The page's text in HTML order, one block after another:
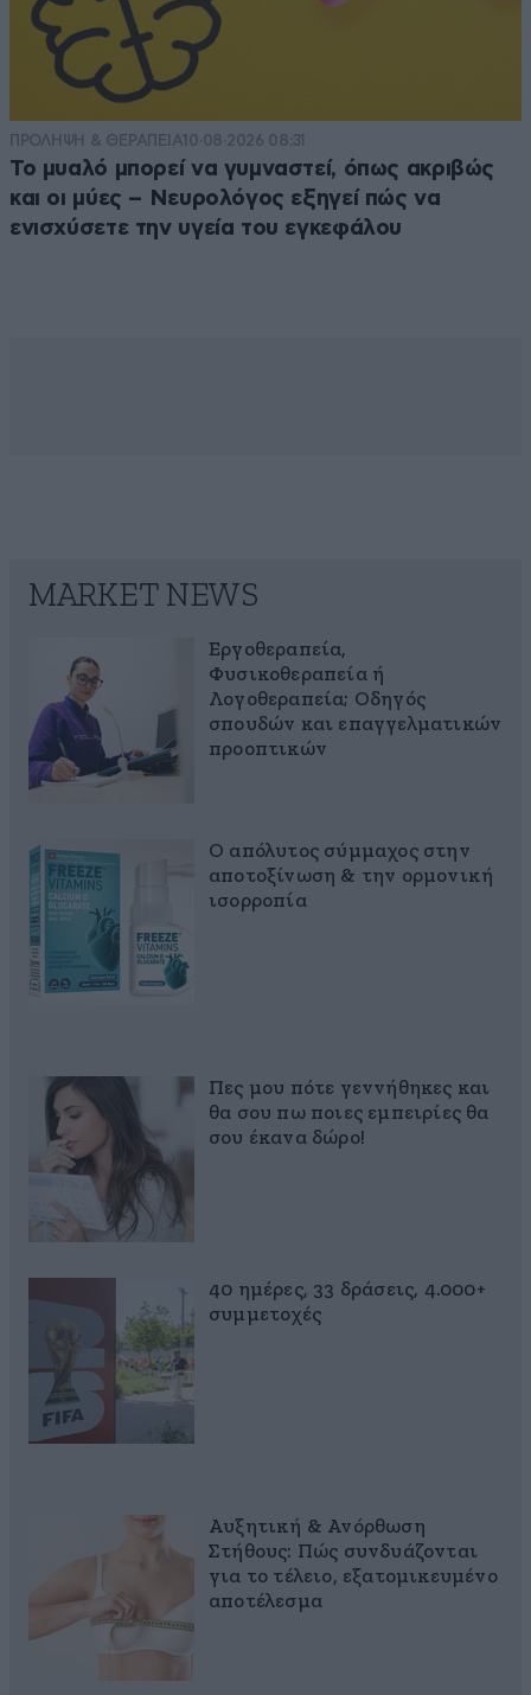
ΠΡΟΛΗΨΗ & ΘΕΡΑΠΕΙΑ10·08·2026 08:31
Το μυαλό μπορεί να γυμναστεί, όπως ακριβώς
και οι μύες – Νευρολόγος εξηγεί πώς να
ενισχύσετε την υγεία του εγκεφάλου
MARKET NEWS
Εργοθεραπεία,
Φυσικοθεραπεία ή
Λογοθεραπεία; Οδηγός
σπουδών και επαγγελματικών
προοπτικών
Ο απόλυτος σύμμαχος στην
αποτοξίνωση & την ορμονική
ισορροπία
Πες μου πότε γεννήθηκες και
θα σου πω ποιες εμπειρίες θα
σου έκανα δώρο!
40 ημέρες, 33 δράσεις, 4.000+
συμμετοχές
Αυξητική & Ανόρθωση
Στήθους: Πώς συνδυάζονται
για το τέλειο, εξατομικευμένο
αποτέλεσμα